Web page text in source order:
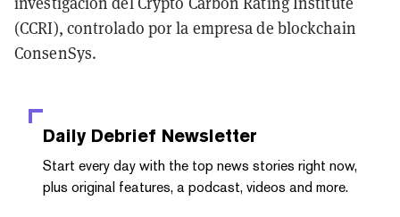
(CCRI), controlado por la empresa de blockchain
ConsenSys.
Daily Debrief Newsletter
Start every day with the top news stories right now,
plus original features, a podcast, videos and more.